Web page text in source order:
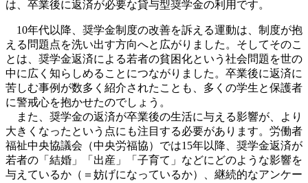
は、卒業後に返済が必要な貸与型奨学金の利用です。
10年代以降、奨学金制度の改善を訴える運動は、制度が抱
える問題点を洗い出す方向へと広がりました。そしてそのこ
とは、奨学金返済による若者の貧困化という社会問題を世の
中に広く知らしめることにつながりました。卒業後に返済に
苦しむ事例が数多く紹介されたことも、多くの学生と保護者
に警戒心を抱かせたのでしょう。
また、奨学金の返済が卒業後の生活に与える影響が、より
大きくなったという点にも注目する必要があります。労働者
福祉中央協議会（中央労福協）では15年以降、奨学金返済が
若者の「結婚」「出産」「子育て」などにどのような影響を
与えているか（＝妨げになっているか）、継続的なアンケー